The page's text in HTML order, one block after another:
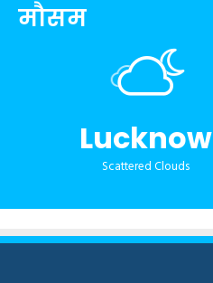
मौसम
Lucknow
Scattered Clouds